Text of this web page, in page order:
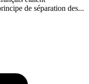
de séparation des...